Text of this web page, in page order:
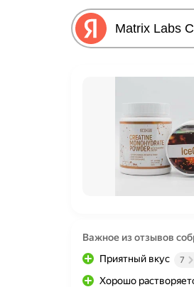
Важное из отзывов
Приятный вкус
7
Хорошо